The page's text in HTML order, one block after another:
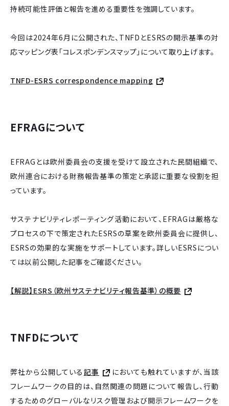
持続可能性評価と報告を進める重要性を強調しています。
今回は2024年6月に公開された、TNFDとESRSの開示基準の対
応マッピング表「コレスポンデンスマップ」について取り上げます。
TNFD-ESRS correspondence mapping
EFRAGについて
EFRAGとは欧州委員会の支援を受けて設立された民間組織で、
欧州連合における財務報告基準の策定と承認に重要な役割を担
っています。
サステナビリティレポーティング活動において、EFRAGは厳格な
プロセスの下で策定されたESRSの草案を欧州委員会に提供し、
ESRSの効果的な実施をサポートしています。詳しいESRSについ
ては以前公開した記事をご確認ください。
【解説】ESRS（欧州サステナビリティ報告基準）の概要
TNFDについて
弊社から公開している 記事
においても触れていますが、当該
フレームワークの目的は、自然関連の問題について報告し、行動
するためのグローバルなリスク管理および開示フレームワークを